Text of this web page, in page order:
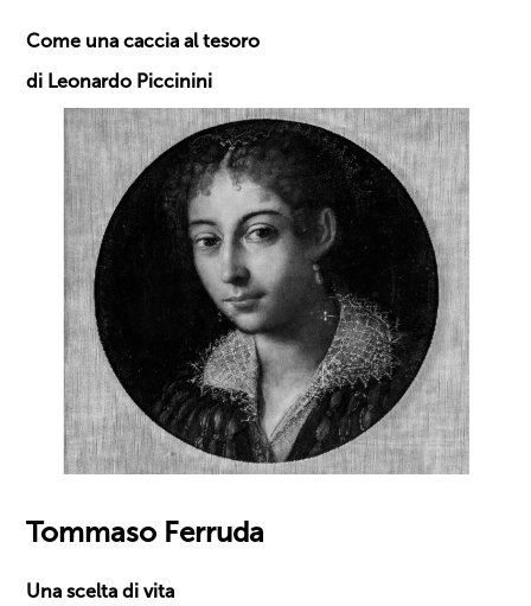
Come una caccia al tesoro
di Leonardo Piccinini
Tommaso Ferruda
Una scelta di vita